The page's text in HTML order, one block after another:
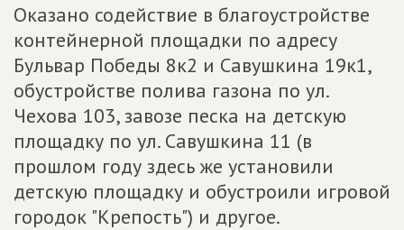
Оказано содействие в благоустройстве
контейнерной площадки по адресу
Бульвар Победы 8к2 и Савушкина 19к1,
обустройстве полива газона по ул.
Чехова 103, завозе песка на детскую
площадку по ул. Савушкина 11 (в
прошлом году здесь же установили
детскую площадку и обустроили игровой
городок "Крепость") и другое.